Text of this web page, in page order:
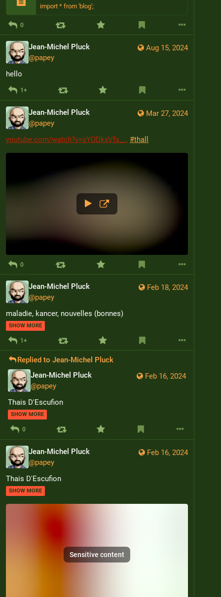
import * from 'blog';
0
Aug 15, 2024
Jean-Michel Pluck
@papey
hello
1+
Mar 27, 2024
Jean-Michel Pluck
@papey
youtube.com/watch?v=sYODkxVfs_
#thall
0
Feb 18, 2024
Jean-Michel Pluck
@papey
maladie, kancer, nouvelles (bonnes)
SHOW MORE
1+
Replied toJean-Michel Pluck
Feb 16, 2024
Jean-Michel Pluck
@papey
Thais D'Escufion
SHOW MORE
0
Feb 16, 2024
Jean-Michel Pluck
@papey
Thais D'Escufion
SHOW MORE
Sensitive content